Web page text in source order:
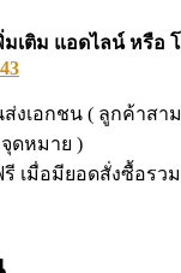
มเติม แอดไลน์ หรือ
งเอกชน ( ลูกค้าสา
ดหมาย )
เมื่อมียอดสั่งซื้อรวม